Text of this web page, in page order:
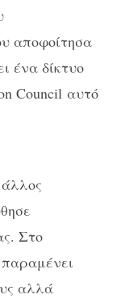
αποφοίτησα
ένα δίκτυο
Council αυτό
Στο
παραμένει
αλλά